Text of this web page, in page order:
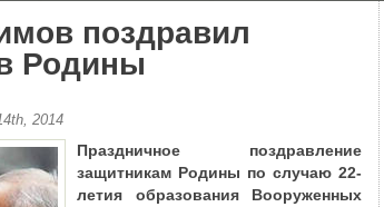
поздравил
Родины
2014
Праздничное поздравление
защитникам Родины по случаю 22-
летия образования Вооруженных